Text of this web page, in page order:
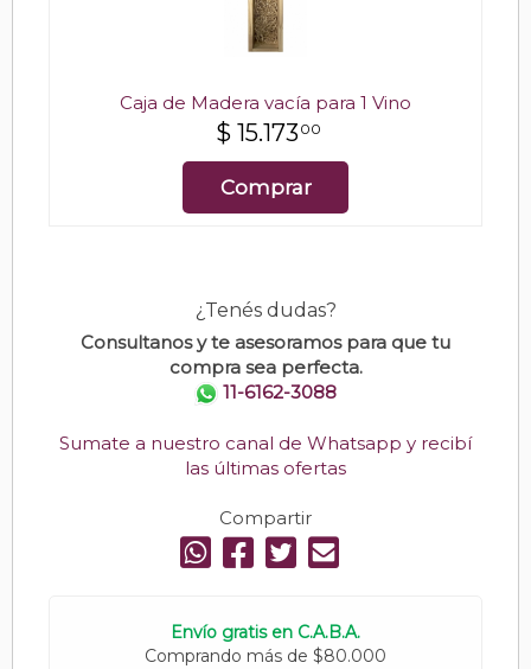
Caja de Madera vacía para 1 Vino
$ 15.173 00
Comprar
¿Tenés dudas?
Consultanos y te asesoramos para que tu
compra sea perfecta.
11-6162-3088
Sumate a nuestro canal de Whatsapp y recibí
las últimas ofertas
Compartir
Envío gratis en C.A.B.A.
Comprando más de $80.000